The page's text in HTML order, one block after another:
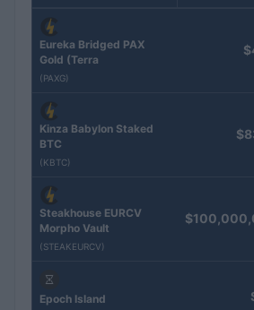
Eureka Bridged PAX
Gold (Terra
(PAXG)
Kinza Babylon Staked
BTC
(KBTC)
Steakhouse EURCV
Morpho Vault
(STEAKEURCV)
Epoch Island